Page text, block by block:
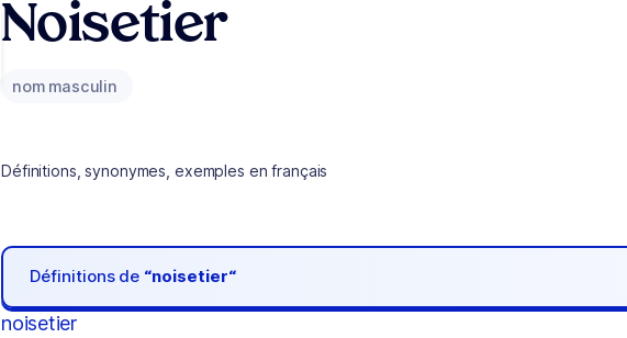
Noisetier
nom masculin
Définitions, synonymes, exemples en français
Définitions de “noisetier“
noisetier